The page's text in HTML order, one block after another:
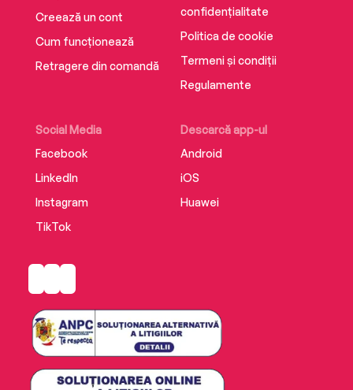
Creează un cont
Cum funcționează
Retragere din comandă
Social Media
Facebook
LinkedIn
Instagram
TikTok
Descarcă app-ul
Android
iOS
Huawei
confidențialitate
Politica de cookie
Termeni și condiții
Regulamente